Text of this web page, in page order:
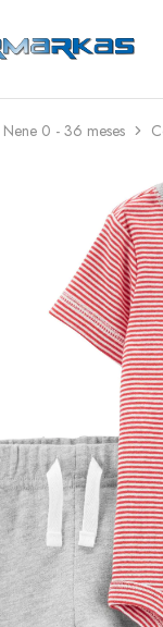
Nene 0 - 36 meses